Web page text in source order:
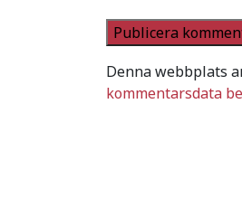
Denna webbplats
kommentarsdata